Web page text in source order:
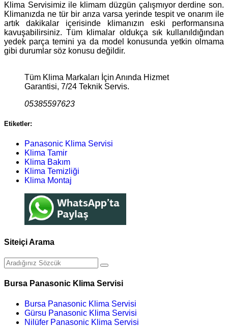
Klima Servisimiz ile klimam düzgün çalışmıyor derdine son.
Klimanızda ne tür bir arıza varsa yerinde tespit ve onarım ile
artık dakikalar içerisinde klimanızın eski performansına
kavuşabilirsiniz. Tüm klimalar oldukça sık kullanıldığından
yedek parça temini ya da model konusunda yetkin olmama
gibi durumlar söz konusu değildir.
Tüm Klima Markaları İçin Anında Hizmet
Garantisi, 7/24 Teknik Servis.
05385597623
Etiketler:
Panasonic Klima Servisi
Klima Tamir
Klima Bakım
Klima Temizliği
Klima Montaj
Siteiçi Arama
Bursa Panasonic Klima Servisi
Bursa Panasonic Klima Servisi
Gürsu Panasonic Klima Servisi
Nilüfer Panasonic Klima Servisi